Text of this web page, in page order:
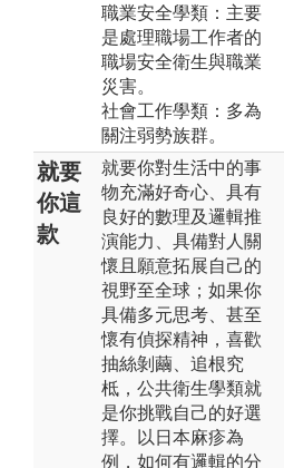
職業安全學類：主要
是處理職場工作者的
職場安全衛生與職業
災害。
社會工作學類：多為
關注弱勢族群。
就要
你這
款
就要你對生活中的事
物充滿好奇心、具有
良好的數理及邏輯推
演能力、具備對人關
懷且願意拓展自己的
視野至全球；如果你
具備多元思考、甚至
懷有偵探精神，喜歡
抽絲剝繭、追根究
柢，公共衛生學類就
是你挑戰自己的好選
擇。以日本麻疹為
例，如何有邏輯的分